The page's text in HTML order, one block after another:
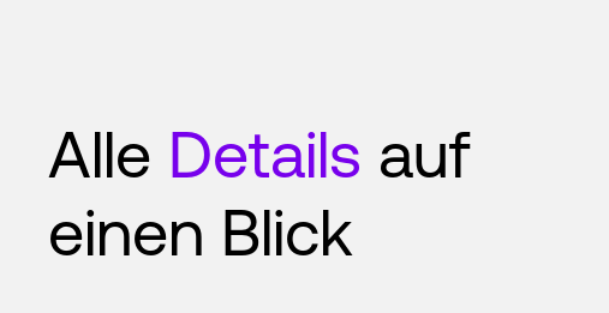
Alle Details auf
einen Blick